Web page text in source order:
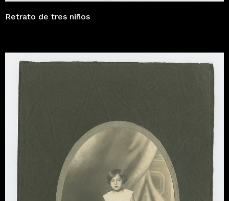
Retrato de tres niños